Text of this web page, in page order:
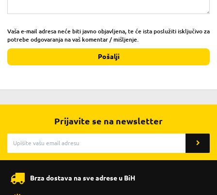
Vaša e-mail adresa neće biti javno objavljena, te će ista poslužiti isključivo za
potrebe odgovaranja na vaš komentar / mišljenje.
Pošalji
Prijavite se na newsletter
Brza dostava na sve adrese u BiH